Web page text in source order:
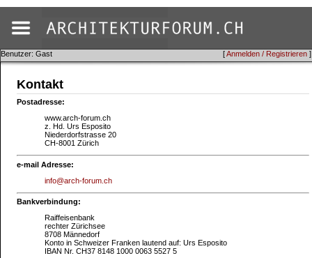
[Anmelden / Registrieren ]
Benutzer: Gast
Kontakt
Postadresse:
www.arch-forum.ch
z. Hd. Urs Esposito
Niederdorfstrasse 20
CH-8001 Zürich
e-mail Adresse:
info@arch-forum.ch
Bankverbindung:
Raiffeisenbank
rechter Zürichsee
8708 Männedorf
Konto in Schweizer Franken lautend auf: Urs Esposito
IBAN Nr. CH37 8148 1000 0063 5527 5